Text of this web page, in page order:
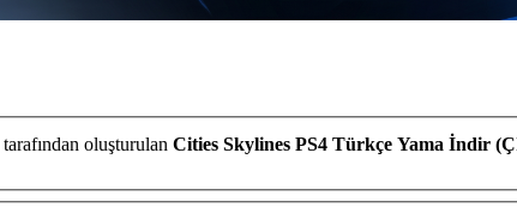
tarafından oluşturulan Cities Skylines PS4 Türkçe Yama İndir